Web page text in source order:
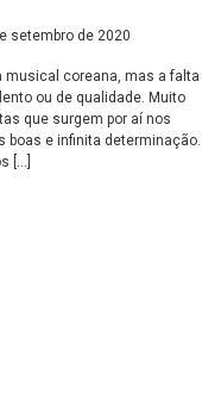
setembro de 2020
musical coreana, mas a falta
ou de qualidade. Muito
que surgem por aí nos
boas e infinita determinação.
[…]